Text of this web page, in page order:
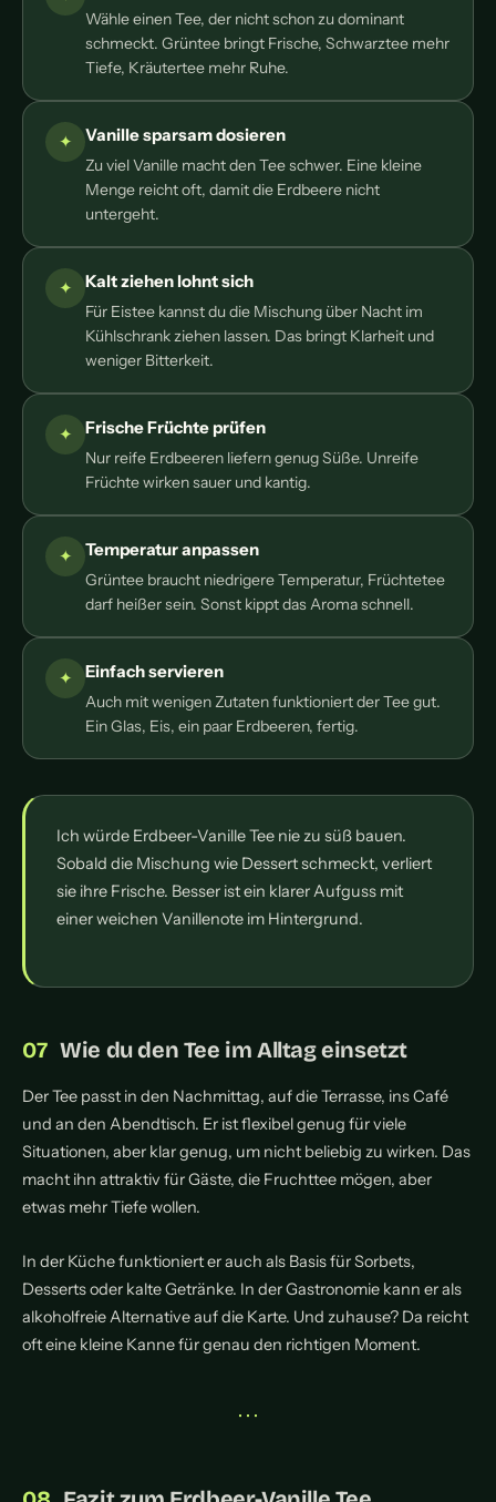
Wähle einen Tee, der nicht schon zu dominant
schmeckt. Grüntee bringt Frische, Schwarztee mehr
Tiefe, Kräutertee mehr Ruhe.
Vanille sparsam dosieren
Zu viel Vanille macht den Tee schwer. Eine kleine
Menge reicht oft, damit die Erdbeere nicht
untergeht.
Kalt ziehen lohnt sich
Für Eistee kannst du die Mischung über Nacht im
Kühlschrank ziehen lassen. Das bringt Klarheit und
weniger Bitterkeit.
Frische Früchte prüfen
Nur reife Erdbeeren liefern genug Süße. Unreife
Früchte wirken sauer und kantig.
Temperatur anpassen
Grüntee braucht niedrigere Temperatur, Früchtetee
darf heißer sein. Sonst kippt das Aroma schnell.
Einfach servieren
Auch mit wenigen Zutaten funktioniert der Tee gut.
Ein Glas, Eis, ein paar Erdbeeren, fertig.
Ich würde Erdbeer-Vanille Tee nie zu süß bauen.
Sobald die Mischung wie Dessert schmeckt, verliert
sie ihre Frische. Besser ist ein klarer Aufguss mit
einer weichen Vanillenote im Hintergrund.
Wie du den Tee im Alltag einsetzt
Der Tee passt in den Nachmittag, auf die Terrasse, ins Café
und an den Abendtisch. Er ist flexibel genug für viele
Situationen, aber klar genug, um nicht beliebig zu wirken. Das
macht ihn attraktiv für Gäste, die Fruchttee mögen, aber
etwas mehr Tiefe wollen.
In der Küche funktioniert er auch als Basis für Sorbets,
Desserts oder kalte Getränke. In der Gastronomie kann er als
alkoholfreie Alternative auf die Karte. Und zuhause? Da reicht
oft eine kleine Kanne für genau den richtigen Moment.
• • •